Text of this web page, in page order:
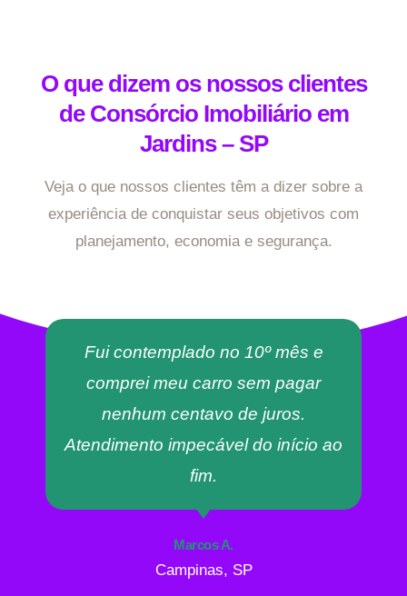
O que dizem os nossos clientes
de Consórcio Imobiliário em
Jardins – SP
Veja o que nossos clientes têm a dizer sobre a
experiência de conquistar seus objetivos com
planejamento, economia e segurança.
Fui contemplado no 10º mês e
comprei meu carro sem pagar
nenhum centavo de juros.
Atendimento impecável do início ao
fim.
Marcos A.
Campinas, SP